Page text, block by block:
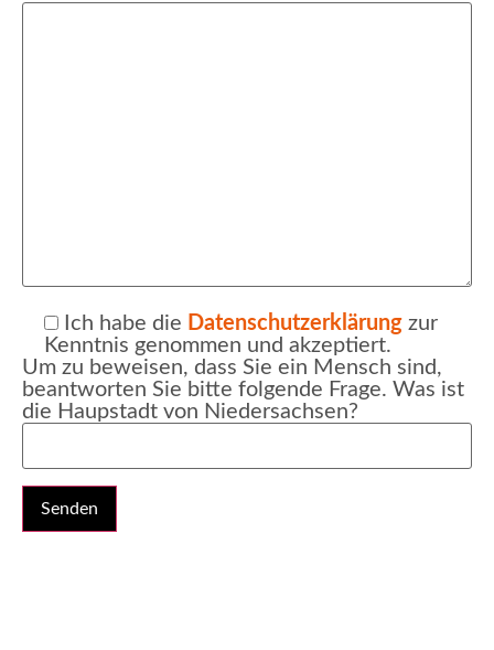
Ich habe die Datenschutzerklärung zur
Kenntnis genommen und akzeptiert.
Um zu beweisen, dass Sie ein Mensch sind,
beantworten Sie bitte folgende Frage. Was ist
die Haupstadt von Niedersachsen?